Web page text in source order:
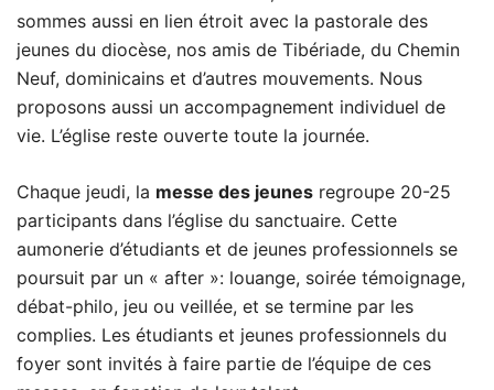
sommes aussi en lien étroit avec la pastorale des
jeunes du diocèse, nos amis de Tibériade, du Chemin
Neuf, dominicains et d’autres mouvements. Nous
proposons aussi un accompagnement individuel de
vie. L’église reste ouverte toute la journée.
Chaque jeudi, la messe des jeunes regroupe 20-25
participants dans l’église du sanctuaire. Cette
aumonerie d’étudiants et de jeunes professionnels se
poursuit par un « after »: louange, soirée témoignage,
débat-philo, jeu ou veillée, et se termine par les
complies. Les étudiants et jeunes professionnels du
foyer sont invités à faire partie de l’équipe de ces